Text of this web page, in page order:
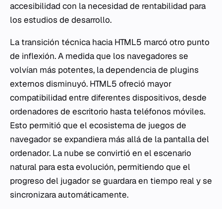
accesibilidad con la necesidad de rentabilidad para
los estudios de desarrollo.
La transición técnica hacia HTML5 marcó otro punto
de inflexión. A medida que los navegadores se
volvían más potentes, la dependencia de plugins
externos disminuyó. HTML5 ofreció mayor
compatibilidad entre diferentes dispositivos, desde
ordenadores de escritorio hasta teléfonos móviles.
Esto permitió que el ecosistema de juegos de
navegador se expandiera más allá de la pantalla del
ordenador. La nube se convirtió en el escenario
natural para esta evolución, permitiendo que el
progreso del jugador se guardara en tiempo real y se
sincronizara automáticamente.